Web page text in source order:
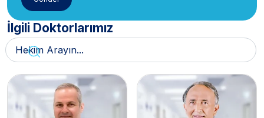
İlgili Doktorlarımız